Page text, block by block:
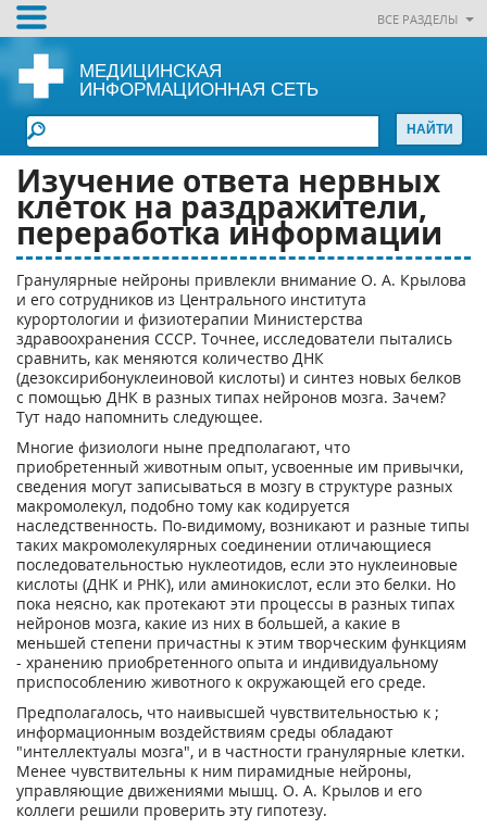
ВСЕ РАЗДЕЛЫ
МЕДИЦИНСКАЯ
ИНФОРМАЦИОННАЯ СЕТЬ
Изучение ответа нервных
клеток на раздражители,
переработка информации
Гранулярные нейроны привлекли внимание О. А. Крылова
и его сотрудников из Центрального института
курортологии и физиотерапии Министерства
здравоохранения СССР. Точнее, исследователи пытались
сравнить, как меняются количество ДНК
(дезоксирибонуклеиновой кислоты) и синтез новых белков
с помощью ДНК в разных типах нейронов мозга. Зачем?
Тут надо напомнить следующее.
Многие физиологи ныне предполагают, что
приобретенный животным опыт, усвоенные им привычки,
сведения могут записываться в мозгу в структуре разных
макромолекул, подобно тому как кодируется
наследственность. По-видимому, возникают и разные типы
таких макромолекулярных соединении отличающиеся
последовательностью нуклеотидов, если это нуклеиновые
кислоты (ДНК и РНК), или аминокислот, если это белки. Но
пока неясно, как протекают эти процессы в разных типах
нейронов мозга, какие из них в большей, а какие в
меньшей степени причастны к этим творческим функциям
- хранению приобретенного опыта и индивидуальному
приспособлению животного к окружающей его среде.
Предполагалось, что наивысшей чувствительностью к ;
информационным воздействиям среды обладают
"интеллектуалы мозга", и в частности гранулярные клетки.
Менее чувствительны к ним пирамидные нейроны,
управляющие движениями мышц. О. А. Крылов и его
коллеги решили проверить эту гипотезу.